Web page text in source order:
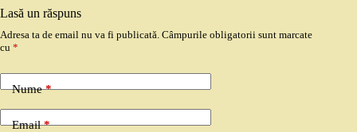
Lasă un răspuns
Adresa ta de email nu va fi publicată. Câmpurile obligatorii sunt marcate
cu *
Nume*
Email*